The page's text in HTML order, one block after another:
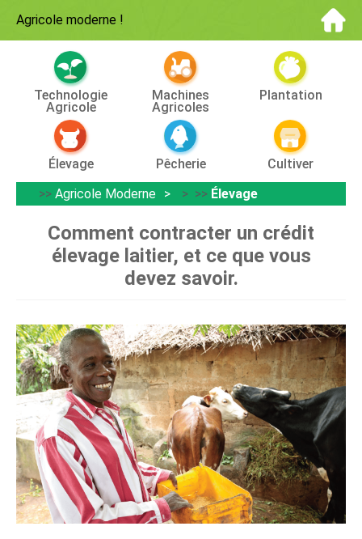
Agricole moderne !
Technologie
Agricole
Machines
Agricoles
Plantation
Élevage Pêcherie
Cultiver
>> Agricole Moderne > >> Élevage
Comment contracter un crédit
élevage laitier, et ce que vous
devez savoir.